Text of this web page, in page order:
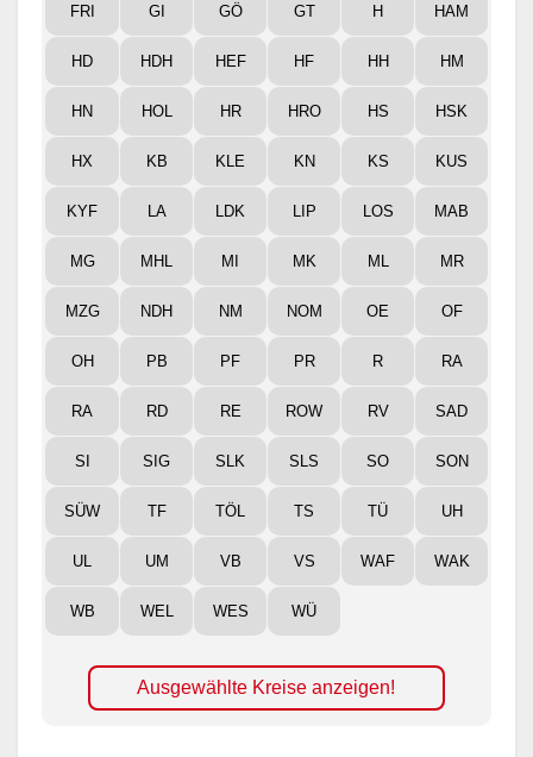
FRI GI GÖ GT H HAM
HD HDH HEF HF HH HM
HN HOL HR HRO HS HSK
HX KB KLE KN KS KUS
KYF LA LDK LIP LOS MAB
MG MHL MI MK ML MR
MZG NDH NM NOM OE OF
OH PB PF PR R RA
RA RD RE ROW RV SAD
SI SIG SLK SLS SO SON
SÜW TF TÖL TS TÜ UH
UL UM VB VS WAF WAK
WB WEL WES WÜ
Ausgewählte Kreise anzeigen!